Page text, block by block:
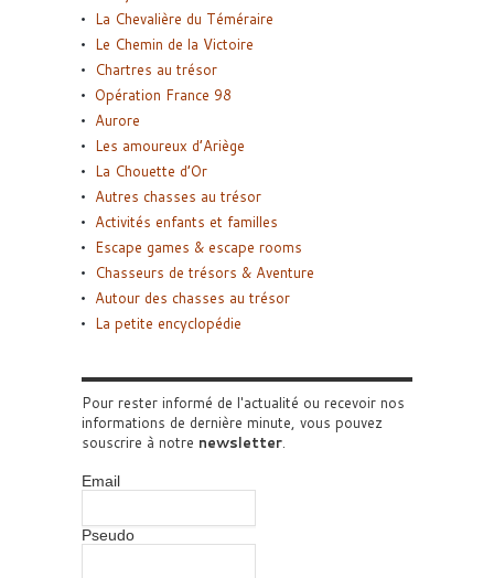
La Chevalière du Téméraire
Le Chemin de la Victoire
Chartres au trésor
Opération France 98
Aurore
Les amoureux d’Ariège
La Chouette d’Or
Autres chasses au trésor
Activités enfants et familles
Escape games & escape rooms
Chasseurs de trésors & Aventure
Autour des chasses au trésor
La petite encyclopédie
Pour rester informé de l'actualité ou recevoir nos
informations de dernière minute, vous pouvez
souscrire à notre newsletter.
Email
Pseudo